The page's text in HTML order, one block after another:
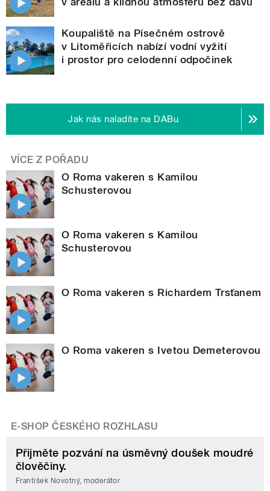
Koupaliště na Písečném ostrově
v Litoměřicích nabízí vodní vyžití
i prostor pro celodenní odpočinek
Jak nás naladíte na DABu
VÍCE Z POŘADU
O Roma vakeren s Kamilou
Schusterovou
O Roma vakeren s Kamilou
Schusterovou
O Roma vakeren s Richardem Trsťanem
O Roma vakeren s Ivetou Demeterovou
E-SHOP ČESKÉHO ROZHLASU
Přijměte pozvání na úsměvný doušek moudré
člověčiny.
František Novotný, moderátor